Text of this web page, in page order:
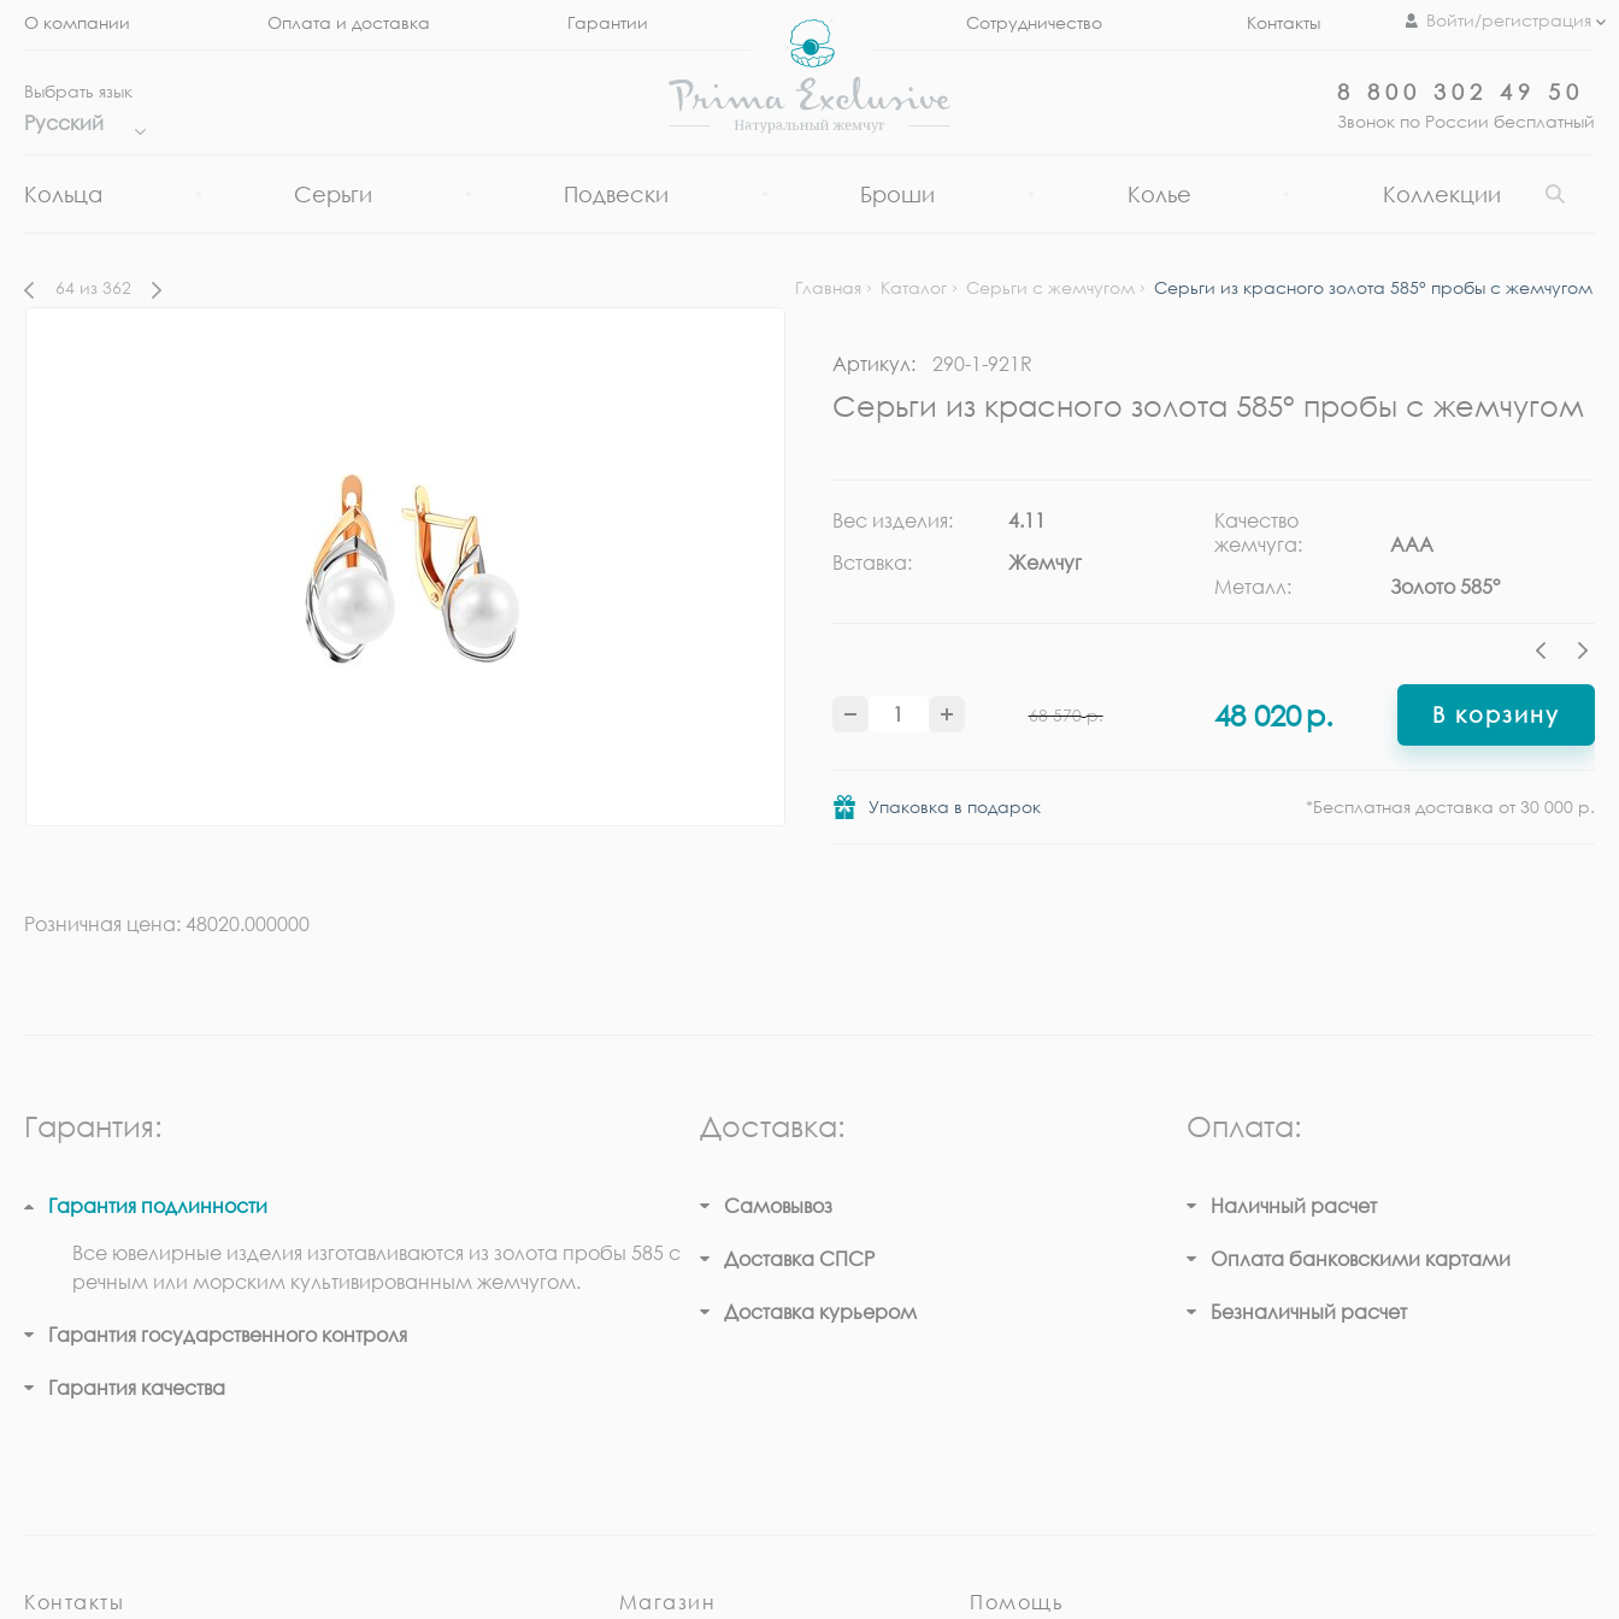
О компании Оплата и доставка Гарантии Сотрудничество Контакты Войти/регистрация
Выбрать язык
Русский
8 800 302 49 50
Звонок по России бесплатный
Кольца Серьги Подвески Броши Колье Коллекции
64 из 362 Главная Каталог Серьги с жемчугом Серьги из красного золота 585° пробы с жемчугом
Артикул: 290-1-921R
Серьги из красного золота 585° пробы с жемчугом
Вес изделия:
4.11
Вставка:
Жемчуг
Качество
жемчуга:
ААА
Металл:
Золото 585°
68 570 р. 48 020р. В корзину
Упаковка в подарок *Бесплатная доставка от 30 000 р.
Розничная цена: 48020.000000
Гарантия:
Гарантия подлинности
Все ювелирные изделия изготавливаются из золота пробы 585 с
речным или морским культивированным жемчугом.
Гарантия государственного контроля
Гарантия качества
Доставка:
Самовывоз
Доставка СПСР
Доставка курьером
Оплата:
Наличный расчет
Оплата банковскими картами
Безналичный расчет
Контакты Магазин Помощь